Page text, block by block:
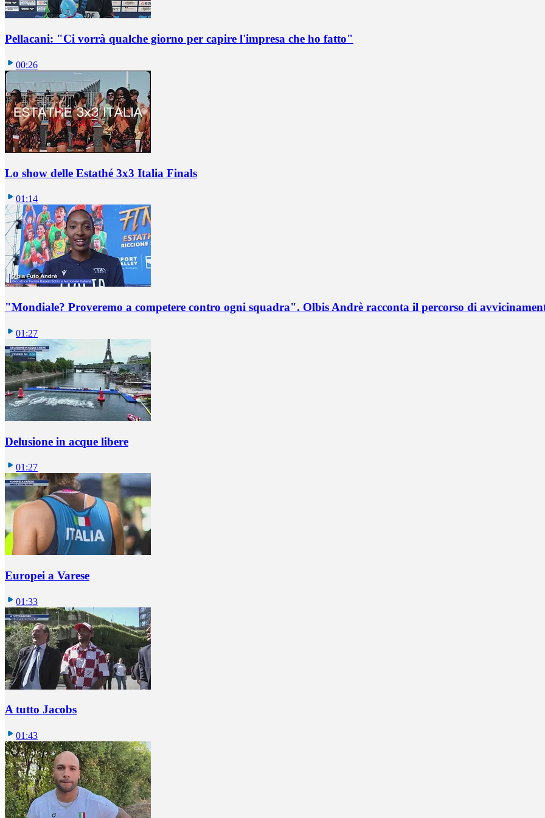
Pellacani: "Ci vorrà qualche giorno per capire l'impresa che ho fatto"
00:26
Lo show delle Estathé 3x3 Italia Finals
01:14
"Mondiale? Proveremo a competere contro ogni squadra". Olbis Andrè racconta il percorso di
01:27
Delusione in acque libere
01:27
Europei a Varese
01:33
A tutto Jacobs
01:43